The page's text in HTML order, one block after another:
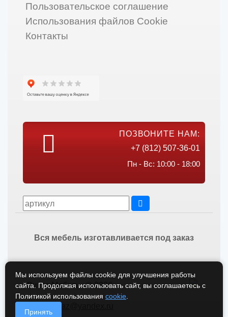
Пользовательское соглашение
Использования файлов Cookie
Контакты
ПОЗВОНИТЕ НАМ:
+7 (812) 507-36-01
Пн - Вс: 10:00 - 18:00
Вся мебель изготавливается под заказ
Викос Мебель © 2026
vikos-zakaz@yandex.ru
Мы используем файлы cookie для улучшения работы
сайта. Продолжая использовать сайт, вы соглашаетесь с
Политикой использования cookie
Принять